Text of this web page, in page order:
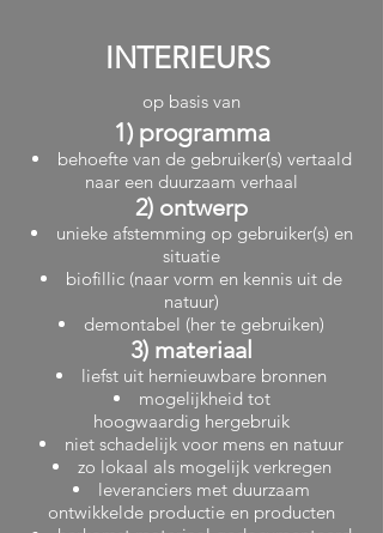
INTERIEURS
op basis van
1) programma
behoefte van de gebruiker(s) vertaald
naar een duurzaam verhaal
2) ontwerp
unieke afstemming op gebruiker(s) en
situatie
biofillic (naar vorm en kennis uit de
natuur)
demontabel (her te gebruiken)
3) materiaal
liefst uit hernieuwbare bronnen
mogelijkheid tot
hoogwaardig hergebruik
niet schadelijk voor mens en natuur
zo lokaal als mogelijk verkregen
leveranciers met duurzaam
ontwikkelde productie en producten